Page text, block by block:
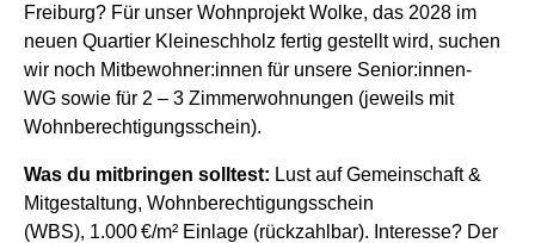
Freiburg? Für unser Wohnprojekt Wolke, das 2028 im
neuen Quartier Kleineschholz fertig gestellt wird, suchen
wir noch Mitbewohner:innen für unsere Senior:innen-
WG sowie für 2 – 3 Zimmerwohnungen (jeweils mit
Wohnberechtigungsschein).
Was du mitbringen solltest: Lust auf Gemeinschaft &
Mitgestaltung, Wohnberechtigungsschein
(WBS), 1.000 €/m² Einlage (rückzahlbar). Interesse? Der